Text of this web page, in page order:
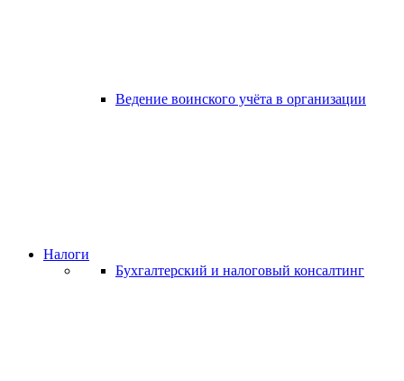
Ведение воинского учёта в организации
Налоги
Бухгалтерский и налоговый консалтинг